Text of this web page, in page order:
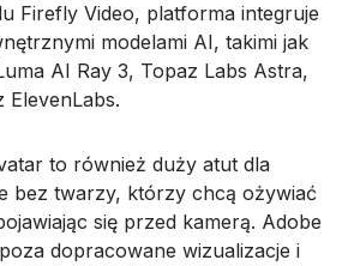
Firefly Video, platforma integruje
modelami AI, takimi jak
AI Ray 3, Topaz Labs Astra,
ElevenLabs.
to również duży atut dla
bez twarzy, którzy chcą ożywiać
się przed kamerą. Adobe
dopracowane wizualizacje i